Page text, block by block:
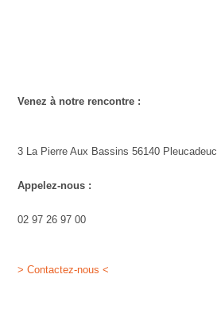
Venez à notre rencontre :
3 La Pierre Aux Bassins 56140 Pleucadeuc
Appelez-nous :
02 97 26 97 00
> Contactez-nous <